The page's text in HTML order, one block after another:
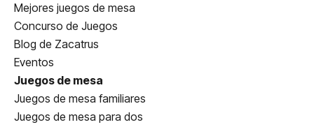
Mejores juegos de mesa
Concurso de Juegos
Blog de Zacatrus
Eventos
Juegos de mesa
Juegos de mesa familiares
Juegos de mesa para dos